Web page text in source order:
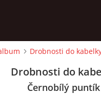
Drobnosti do
Drobnosti do
Černobílý puntík